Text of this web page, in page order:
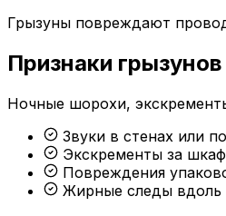
Грызуны повреждают
Признаки грызунов
Ночные шорохи,
Звуки в стенах или
Экскременты за
Повреждения
Жирные следы вдоль